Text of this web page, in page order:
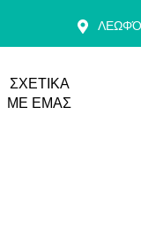
ΣΧΕΤΙΚΑ
ΜΕ ΕΜΑΣ